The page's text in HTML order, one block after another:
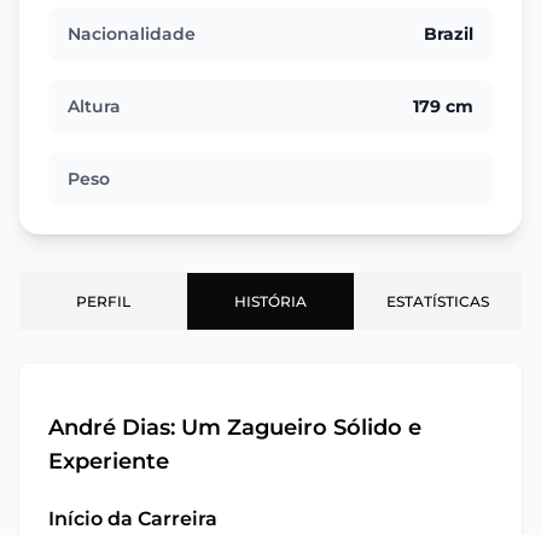
Nacionalidade Brazil
Altura 179 cm
Peso
PERFIL HISTÓRIA ESTATÍSTICAS
André Dias: Um Zagueiro Sólido e
Experiente
Início da Carreira